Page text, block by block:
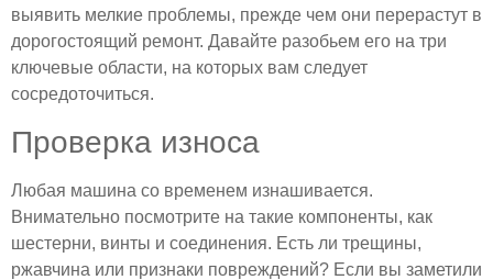
выявить мелкие проблемы, прежде чем они перерастут в
дорогостоящий ремонт. Давайте разобьем его на три
ключевые области, на которых вам следует
сосредоточиться.
Проверка износа
Любая машина со временем изнашивается.
Внимательно посмотрите на такие компоненты, как
шестерни, винты и соединения. Есть ли трещины,
ржавчина или признаки повреждений? Если вы заметили